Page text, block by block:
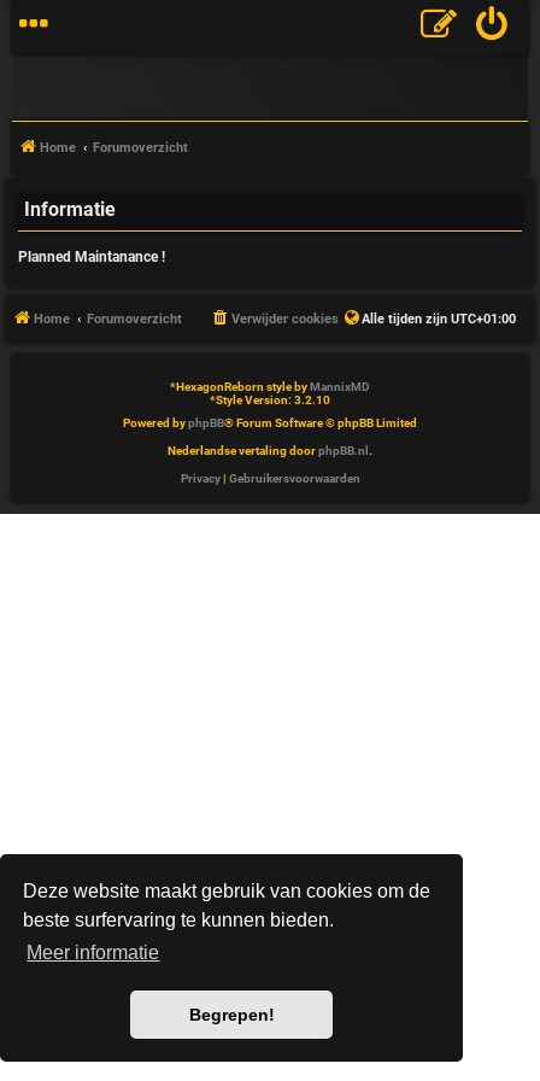
Deze website maakt gebruik van cookies om de
beste surfervaring te kunnen bieden.
Meer informatie
Begrepen!
V
A
Home Forumoverzicht
Informatie
Planned Maintanance !
Home Forumoverzicht Alle tijden zijn UTC+01:00
Verwijder cookies
*HexagonReborn style byMannixMD
*Style Version: 3.2.10
Powered byphpBB® Forum Software © phpBB Limited
Nederlandse vertaling doorphpBB.nl .
Privacy| Gebruikersvoorwaarden